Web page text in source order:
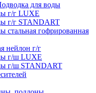
для воды
г/г LUXE
г/г STANDART
стальная гофрированная
нейлон г/г
г/ш LUXE
г/ш STANDART